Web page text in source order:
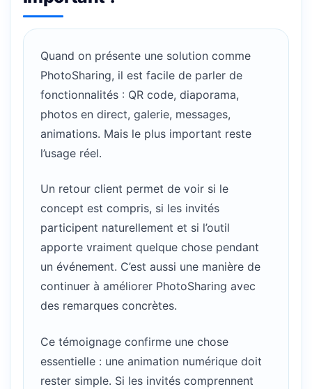
Quand on présente une solution comme
PhotoSharing, il est facile de parler de
fonctionnalités : QR code, diaporama,
photos en direct, galerie, messages,
animations. Mais le plus important reste
l’usage réel.
Un retour client permet de voir si le
concept est compris, si les invités
participent naturellement et si l’outil
apporte vraiment quelque chose pendant
un événement. C’est aussi une manière de
continuer à améliorer PhotoSharing avec
des remarques concrètes.
Ce témoignage confirme une chose
essentielle : une animation numérique doit
rester simple. Si les invités comprennent